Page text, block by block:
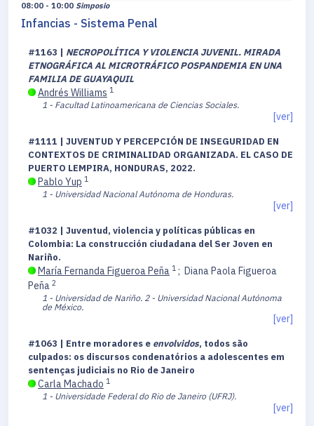
08:00 - 10:00 Simposio
Infancias - Sistema Penal
#1163 | NECROPOLÍTICA Y VIOLENCIA JUVENIL. MIRADA
ETNOGRÁFICA AL MICROTRÁFICO POSPANDEMIA EN UNA
FAMILIA DE GUAYAQUIL
Andrés Williams 1
1 - Facultad Latinoamericana de Ciencias Sociales.
[ver]
#1111 | JUVENTUD Y PERCEPCIÓN DE INSEGURIDAD EN
CONTEXTOS DE CRIMINALIDAD ORGANIZADA. EL CASO DE
PUERTO LEMPIRA, HONDURAS, 2022.
Pablo Yup 1
1 - Universidad Nacional Autónoma de Honduras.
[ver]
#1032 | Juventud, violencia y políticas públicas en
Colombia: La construcción ciudadana del Ser Joven en
Nariño.
María Fernanda Figueroa Peña 1 ; Diana Paola Figueroa
Peña 2
1 - Universidad de Nariño. 2 - Universidad Nacional Autónoma
de México.
[ver]
#1063 | Entre moradores e envolvidos, todos são
culpados: os discursos condenatórios a adolescentes em
sentenças judiciais no Rio de Janeiro
Carla Machado 1
1 - Universidade Federal do Rio de Janeiro (UFRJ).
[ver]